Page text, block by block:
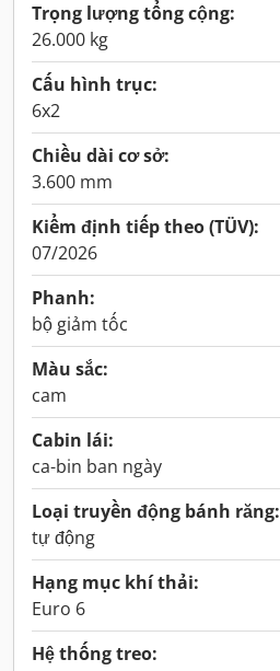
Trọng lượng tổng cộng:
26.000 kg
Cấu hình trục:
6x2
Chiều dài cơ sở:
3.600 mm
Kiểm định tiếp theo (TÜV):
07/2026
Phanh:
bộ giảm tốc
Màu sắc:
cam
Cabin lái:
ca-bin ban ngày
Loại truyền động bánh răng:
tự động
Hạng mục khí thải:
Euro 6
Hệ thống treo: